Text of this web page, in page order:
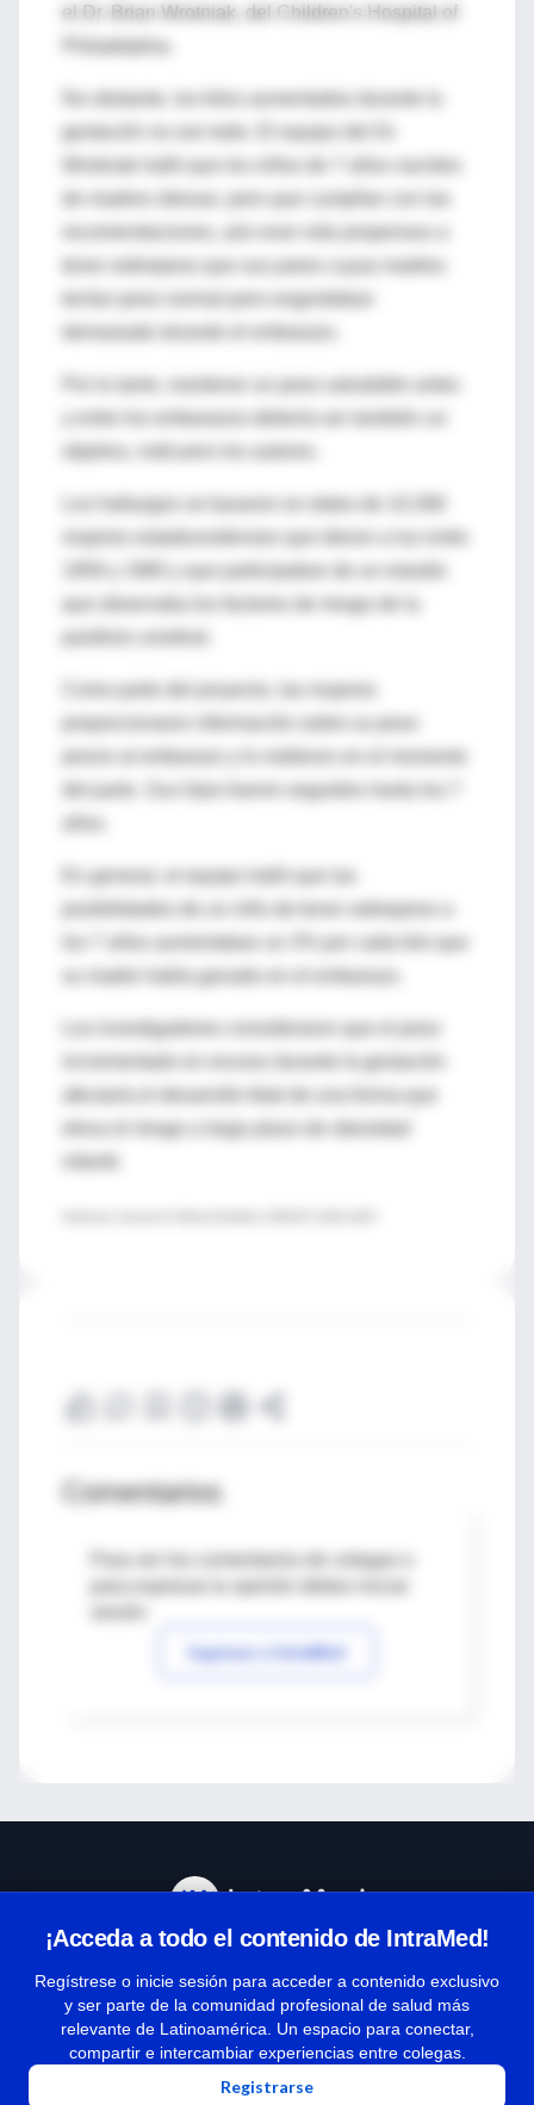
el Dr. Brian Wrotniak, del Children's Hospital of
gestación no son todo. El equipo del Dr.
tenían peso normal pero engordaban
Los hallazgos se basaron en datos de 10.266
que observaba los factores de riesgo de la
del parto. Sus hijos fueron seguidos hasta los 7
En general, el equipo halló que las
su madre había ganado en el embarazo.
Los investigadores consideraron que el peso
incrementado en exceso durante la gestación
eleva el riesgo a largo plazo de obesidad
Comentarios
Para ver los comentarios de colegas o
Ingresar a IntraMed
¡Acceda a todo el contenido de IntraMed!
Regístrese o inicie sesión para acceder a contenido exclusivo
y ser parte de la comunidad profesional de salud más
relevante de Latinoamérica. Un espacio para conectar,
compartir e intercambiar experiencias entre colegas.
Registrarse
Términos y condiciones
| Políticas de privacidad
| Todos los derechos reservados | Copyright 1997-2026